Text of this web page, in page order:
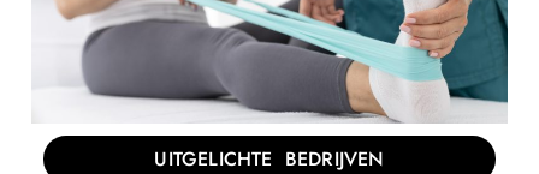
UITGELICHTE BEDRIJVEN